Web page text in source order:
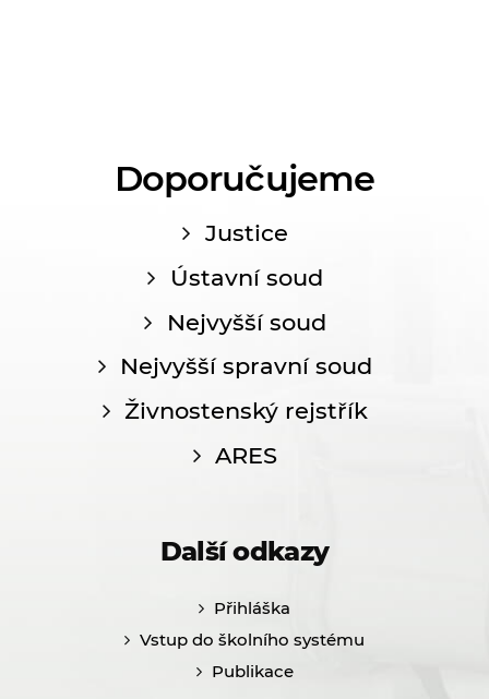
Doporučujeme
Justice
Ústavní soud
Nejvyšší soud
Nejvyšší spravní soud
Živnostenský rejstřík
ARES
Další odkazy
Přihláška
Vstup do školního systému
Publikace